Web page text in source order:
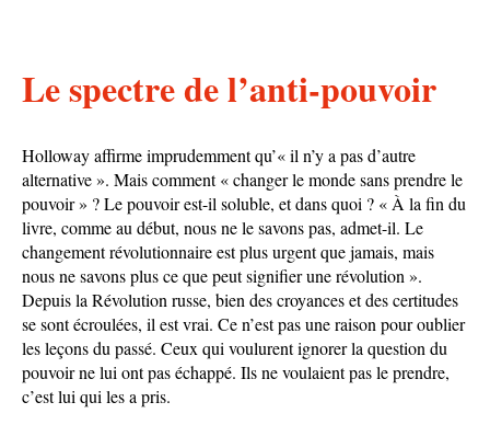
Le spectre de l’anti-pouvoir
Holloway affirme imprudemment qu’« il n’y a pas d’autre
alternative ». Mais comment « changer le monde sans prendre le
pouvoir » ? Le pouvoir est-il soluble, et dans quoi ? « À la fin du
livre, comme au début, nous ne le savons pas, admet-il. Le
changement révolutionnaire est plus urgent que jamais, mais
nous ne savons plus ce que peut signifier une révolution ».
Depuis la Révolution russe, bien des croyances et des certitudes
se sont écroulées, il est vrai. Ce n’est pas une raison pour oublier
les leçons du passé. Ceux qui voulurent ignorer la question du
pouvoir ne lui ont pas échappé. Ils ne voulaient pas le prendre,
c’est lui qui les a pris.